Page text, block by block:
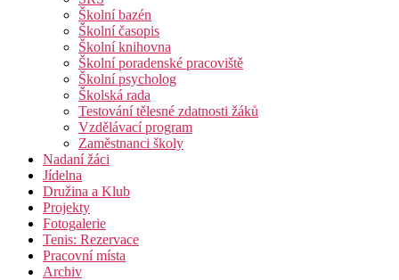
Školní bazén
Školní časopis
Školní knihovna
Školní poradenské pracoviště
Školní psycholog
Školská rada
Testování tělesné zdatnosti žáků
Vzdělávací program
Zaměstnanci školy
Nadaní žáci
Jídelna
Družina a Klub
Projekty
Fotogalerie
Tenis: Rezervace
Pracovní místa
Archiv